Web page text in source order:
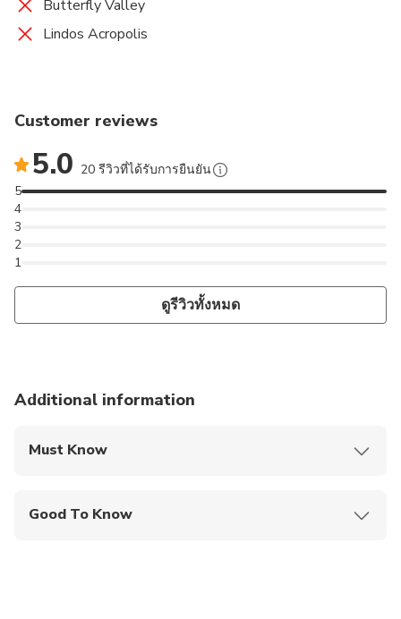
Butterfly Valley
Lindos Acropolis
Customer reviews
5.0 20 รีวิวที่ได้รับการยืนยัน
1
2
3
4
5
ดูรีวิวทั้งหมด
Additional information
Must Know
Good To Know